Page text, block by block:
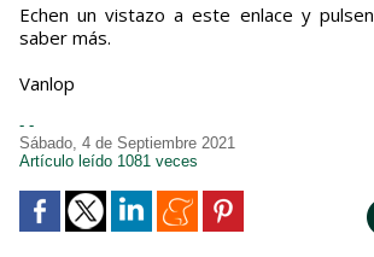
Echen un vistazo a este enlace y pulsen
saber más.
Vanlop
- -
Sábado, 4 de Septiembre 2021
Artículo leído 1081 veces